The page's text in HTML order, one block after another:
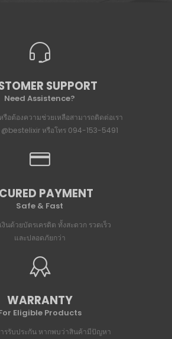
SUPPORT
Need Assistence?
อต้องความช่วยเหลือสามารถติดต่อเรา
@bestelixirหรือโทร 094-153-5491
PAYMENT
Safe & Fast
งินด้วยบัตรเครดิต ทั้งสะดวก รวดเร็ว
และปลอดภัยกว่า
WARRANTY
Eligible Products
รรับประกัน หากพบว่าสินค้ามีปัญหา